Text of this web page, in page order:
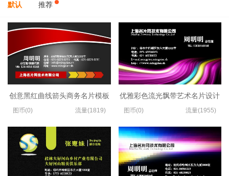
默认 推荐
创意黑红曲线箭头商务名片模板
图币(0) 流量(1819)
优雅彩色流光飘带艺术名片设计
图币(0) 流量(1955)